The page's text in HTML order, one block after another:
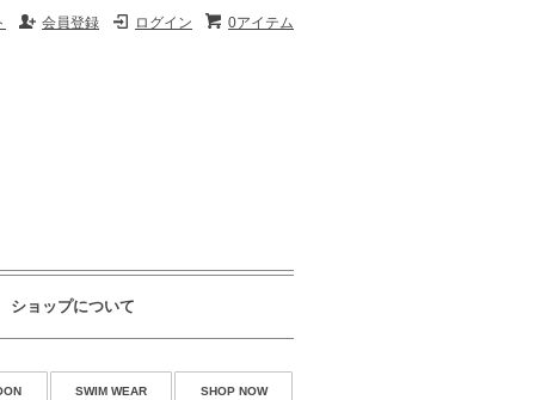
0アイテム
ログイン
会員登録
ショップについて
SWIM WEAR SHOP NOW